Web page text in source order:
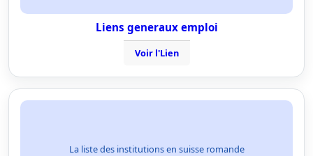
Liens generaux emploi
Voir l'Lien
La liste des institutions en suisse romande